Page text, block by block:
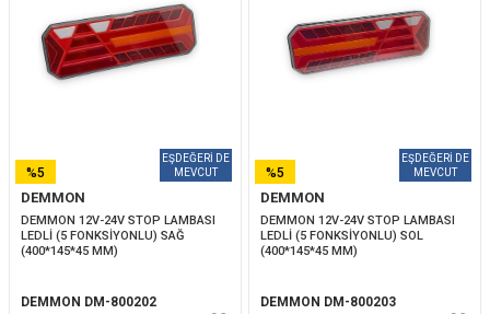
DEMMON
DEMMON 12V-24V STOP LAMBASI
LEDLİ (5 FONKSİYONLU) SAĞ
(400*145*45 MM)
DEMMON DM-800202
%5
İNDIRIM
DEMMON
DEMMON 12V-24V STOP LAMBASI
LEDLİ (5 FONKSİYONLU) SOL
(400*145*45 MM)
DEMMON DM-800203
%5
İNDIRIM